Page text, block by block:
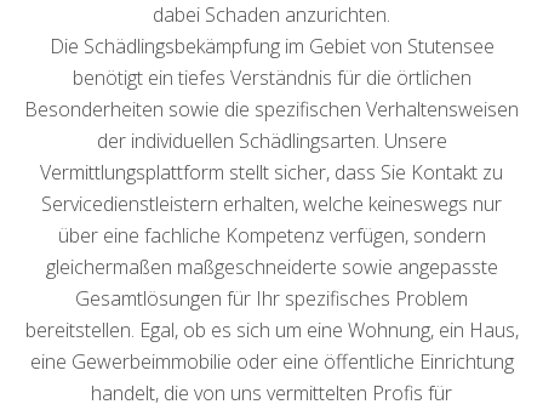
dabei Schaden anzurichten.
Die Schädlingsbekämpfung im Gebiet von Stutensee
benötigt ein tiefes Verständnis für die örtlichen
Besonderheiten sowie die spezifischen Verhaltensweisen
der individuellen Schädlingsarten. Unsere
Vermittlungsplattform stellt sicher, dass Sie Kontakt zu
Servicedienstleistern erhalten, welche keineswegs nur
über eine fachliche Kompetenz verfügen, sondern
gleichermaßen maßgeschneiderte sowie angepasste
Gesamtlösungen für Ihr spezifisches Problem
bereitstellen. Egal, ob es sich um eine Wohnung, ein Haus,
eine Gewerbeimmobilie oder eine öffentliche Einrichtung
handelt, die von uns vermittelten Profis für